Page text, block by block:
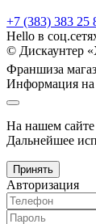
+7 (383) 383 25
Hello в
© Дискаунтер
Франшиза
Информация на
На нашем сайте
Дальнейшее
Принять
Авторизация